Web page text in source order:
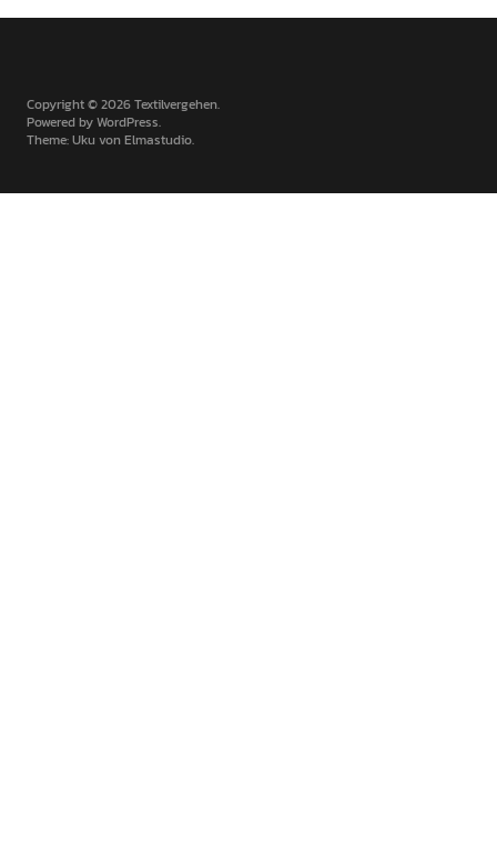
Copyright © 2026 Textilvergehen
Powered byWordPress
Theme: Uku vonElmastudio